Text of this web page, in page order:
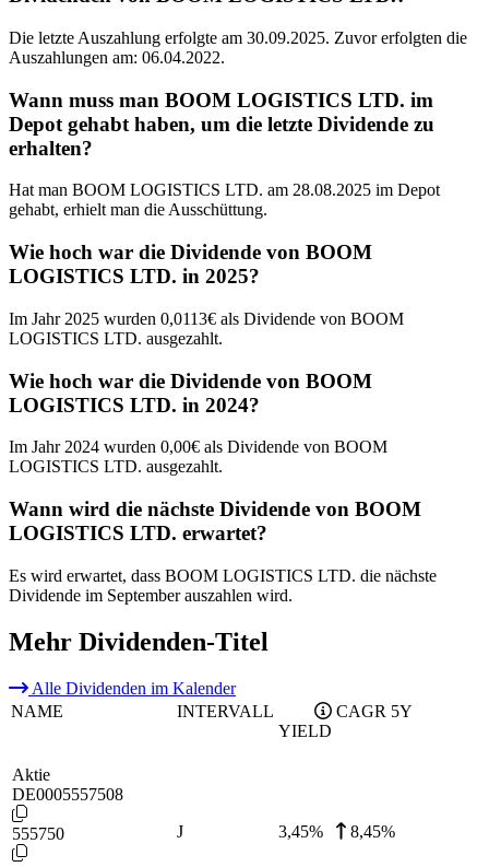
Die letzte Auszahlung erfolgte am 30.09.2025. Zuvor erfolgten die
Auszahlungen am: 06.04.2022.
Wann muss man BOOM LOGISTICS LTD. im
Depot gehabt haben, um die letzte Dividende zu
erhalten?
Hat man BOOM LOGISTICS LTD. am 28.08.2025 im Depot
gehabt, erhielt man die Ausschüttung.
Wie hoch war die Dividende von BOOM
LOGISTICS LTD. in 2025?
Im Jahr 2025 wurden 0,0113€ als Dividende von BOOM
LOGISTICS LTD. ausgezahlt.
Wie hoch war die Dividende von BOOM
LOGISTICS LTD. in 2024?
Im Jahr 2024 wurden 0,00€ als Dividende von BOOM
LOGISTICS LTD. ausgezahlt.
Wann wird die nächste Dividende von BOOM
LOGISTICS LTD. erwartet?
Es wird erwartet, dass BOOM LOGISTICS LTD. die nächste
Dividende im September auszahlen wird.
Mehr Dividenden-Titel
Alle Dividenden im Kalender
NAME
INTERVALL
YIELD
CAGR 5Y
Aktie
DE0005557508
555750 J 3,45% 8,45%